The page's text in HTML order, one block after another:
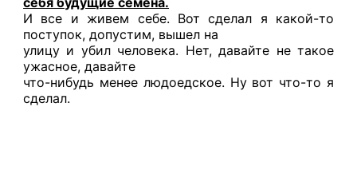
И все и живем себе. Вот сделал я какой-то
поступок, допустим, вышел на
улицу и убил человека. Нет, давайте не такое
ужасное, давайте
что-нибудь менее людоедское. Ну вот что-то я
сделал.